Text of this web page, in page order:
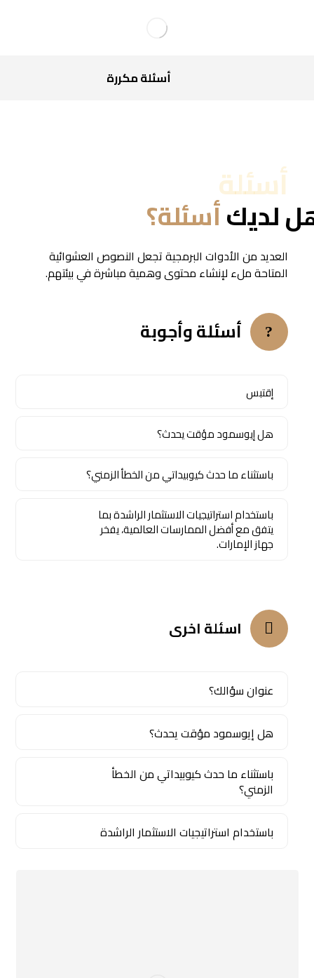
أسئلة مكررة
أسئلة
لديكأسئلة؟
العديد من الأدوات البرمجية تجعل النصوص العشوائية
المتاحة ملء لإنشاء محتوى وهمية مباشرة في بيئتهم.
أسئلة وأجوبة
إقتبس
هل إيوسمود مؤقت يحدث؟
باستثناء ما حدث كيوبيداتي من الخطأ الزمني؟
باستخدام استراتيجيات الاستثمار الراشدة بما
يتفق مع أفضل الممارسات العالمية، يفخر
جهاز الإمارات.
اسئلة اخرى
عنوان سؤالك؟
هل إيوسمود مؤقت يحدث؟
باستثناء ما حدث كيوبيداتي من الخطأ
الزمني؟
باستخدام استراتيجيات الاستثمار الراشدة